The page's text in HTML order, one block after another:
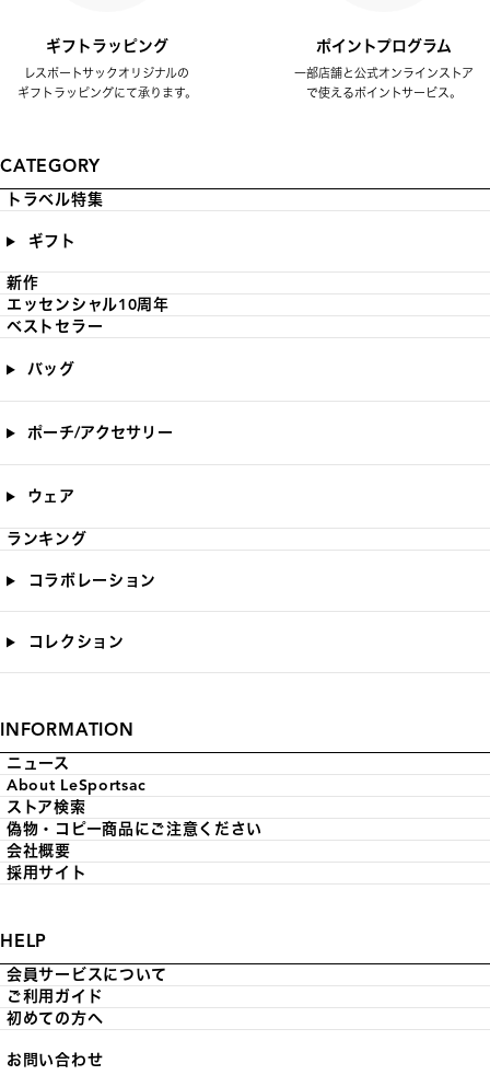
ギフトラッピング
レスポートサックオリジナルの
ギフトラッピングにて承ります。
ポイントプログラム
一部店舗と公式オンラインストア
で使えるポイントサービス。
CATEGORY
トラベル特集
ギフト
新作
エッセンシャル10周年
ベストセラー
バッグ
ポーチ/アクセサリー
ウェア
ランキング
コラボレーション
コレクション
INFORMATION
ニュース
About LeSportsac
ストア検索
偽物・コピー商品にご注意ください
会社概要
採用サイト
HELP
会員サービスについて
ご利用ガイド
初めての方へ
お問い合わせ